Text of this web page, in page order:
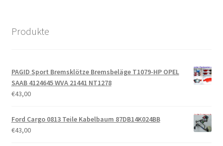
Produkte
PAGID Sport Bremsklötze Bremsbeläge T1079-HP OPEL
SAAB 4124645 WVA 21441 NT1278
€43,00
Ford Cargo 0813 Teile Kabelbaum 87DB14K024BB
€43,00